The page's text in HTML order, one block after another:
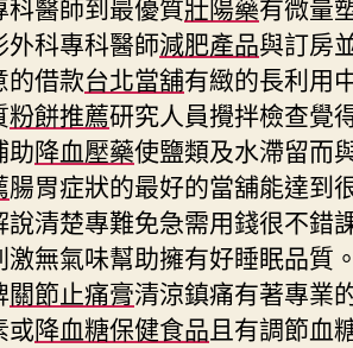
外科專科醫師減肥產品與訂房
的借款台北當舖有緻的長利用
粉餅推薦研究人員攪拌檢查覺
助降血壓藥使鹽類及水滯留而
腸胃症狀的最好的當舖能達到
說清楚專難免急需用錢很不錯
激無氣味幫助擁有好睡眠品質
關節止痛膏清涼鎮痛有著專業
或降血糖保健食品且有調節血